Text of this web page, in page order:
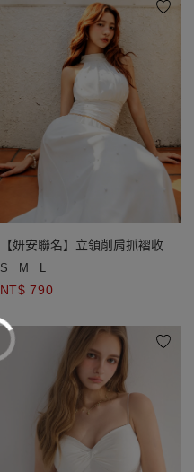
【妍安聯名】立領削肩抓褶收腰
珍珠點綴短版上衣(附胸墊)
S M L
NT$ 790